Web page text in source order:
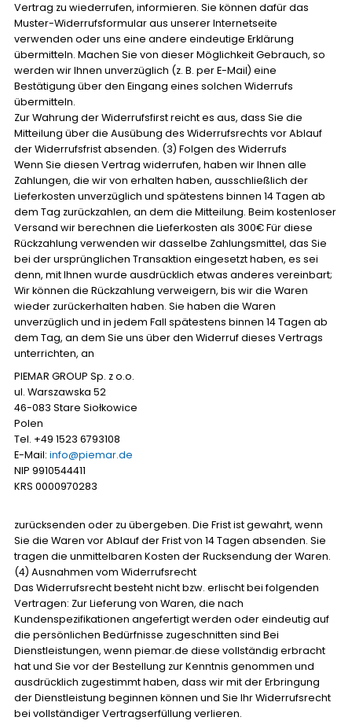
Vertrag zu wiederrufen, informieren. Sie können dafür das
Muster-Widerrufsformular aus unserer Internetseite
verwenden oder uns eine andere eindeutige Erklärung
übermitteln. Machen Sie von dieser Möglichkeit Gebrauch, so
werden wir Ihnen unverzüglich (z. B. per E-Mail) eine
Bestätigung über den Eingang eines solchen Widerrufs
übermitteln.
Zur Wahrung der Widerrufsfirst reicht es aus, dass Sie die
Mitteilung über die Ausübung des Widerrufsrechts vor Ablauf
der Widerrufsfrist absenden. (3) Folgen des Widerrufs
Wenn Sie diesen Vertrag widerrufen, haben wir Ihnen alle
Zahlungen, die wir von erhalten haben, ausschließlich der
Lieferkosten unverzüglich und spätestens binnen 14 Tagen ab
dem Tag zurückzahlen, an dem die Mitteilung. Beim kostenloser
Versand wir berechnen die Lieferkosten als 300€ Für diese
Rückzahlung verwenden wir dasselbe Zahlungsmittel, das Sie
bei der ursprünglichen Transaktion eingesetzt haben, es sei
denn, mit Ihnen wurde ausdrücklich etwas anderes vereinbart;
Wir können die Rückzahlung verweigern, bis wir die Waren
wieder zurückerhalten haben. Sie haben die Waren
unverzüglich und in jedem Fall spätestens binnen 14 Tagen ab
dem Tag, an dem Sie uns über den Widerruf dieses Vertrags
unterrichten, an
PIEMAR GROUP Sp. z o.o.
ul. Warszawska 52
46-083 Stare Siołkowice
Polen
Tel. ‪+49 1523 6793108
E-Mail: info@piemar.de
NIP 9910544411
KRS 0000970283
zurücksenden oder zu übergeben. Die Frist ist gewahrt, wenn
Sie die Waren vor Ablauf der Frist von 14 Tagen absenden. Sie
tragen die unmittelbaren Kosten der Rucksendung der Waren.
(4) Ausnahmen vom Widerrufsrecht
Das Widerrufsrecht besteht nicht bzw. erlischt bei folgenden
Vertragen: Zur Lieferung von Waren, die nach
Kundenspezifikationen angefertigt werden oder eindeutig auf
die persönlichen Bedürfnisse zugeschnitten sind Bei
Dienstleistungen, wenn piemar.de diese vollständig erbracht
hat und Sie vor der Bestellung zur Kenntnis genommen und
ausdrücklich zugestimmt haben, dass wir mit der Erbringung
der Dienstleistung beginnen können und Sie Ihr Widerrufsrecht
bei vollständiger Vertragserfüllung verlieren.